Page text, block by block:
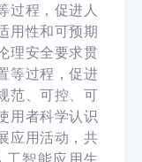
过程，促进人
用性和可预期
理安全要求贯
等过程，促进
范、可控、可
用者科学认识
应用活动，共
工智能应用生